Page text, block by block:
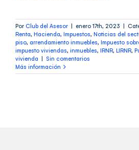
Por Club del Asesor | enero 17th, 2023 |
Renta, Hacienda, Impuestos, Noticias del
piso, arrendamiento inmuebles, Impuesto
impuesto viviendas, inmuebles, IRNR, LIRNR,
vivienda | Sin comentarios
Más información